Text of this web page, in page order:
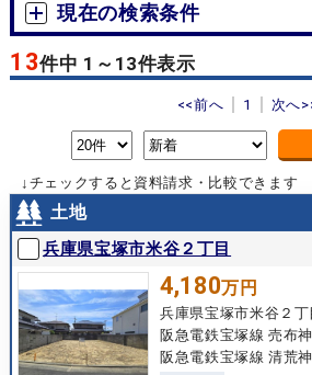
現在の検索条件
13件中 1～13件表示
<<前へ 1 次へ
↓チェックすると資料請求・比較できます
土地
兵庫県宝塚市米谷２丁目
4,180万円
兵庫県宝塚市米谷２丁
阪急電鉄宝塚線 売布
阪急電鉄宝塚線 清荒